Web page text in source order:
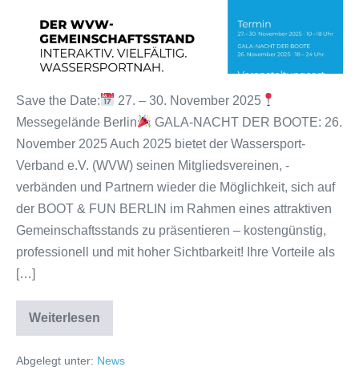
BOOT
BERLIN
2025!
Save the Date:
27. – 30. November 2025
Messegelände Berlin
GALA-NACHT DER BOOTE: 26.
November 2025 Auch 2025 bietet der Wassersport-
Verband e.V. (WVW) seinen Mitgliedsvereinen, -
verbänden und Partnern wieder die Möglichkeit, sich auf
der BOOT & FUN BERLIN im Rahmen eines attraktiven
Gemeinschaftsstands zu präsentieren – kostengünstig,
professionell und mit hoher Sichtbarkeit! Ihre Vorteile als
[…]
Weiterlesen
Jetzt
anmelden:
Gemeinschaftsstand
Abgelegt unter: News